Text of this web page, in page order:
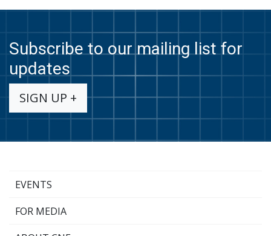
Subscribe to our mailing list for
updates
SIGN UP +
EVENTS
FOR MEDIA